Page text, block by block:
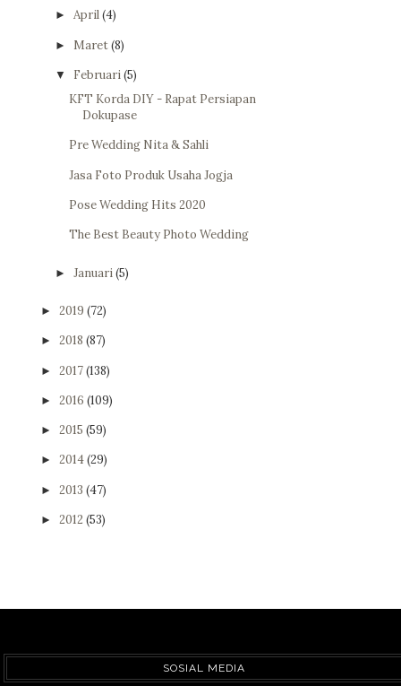
► April(4)
► Maret(8)
▼ Februari(5)
KFT Korda DIY - Rapat Persiapan
Dokupase
Pre Wedding Nita & Sahli
Jasa Foto Produk Usaha Jogja
Pose Wedding Hits 2020
The Best Beauty Photo Wedding
► Januari(5)
► 2019 (72)
► 2018 (87)
► 2017(138)
► 2016 (109)
► 2015 (59)
► 2014(29)
► 2013 (47)
► 2012 (53)
SOSIAL MEDIA